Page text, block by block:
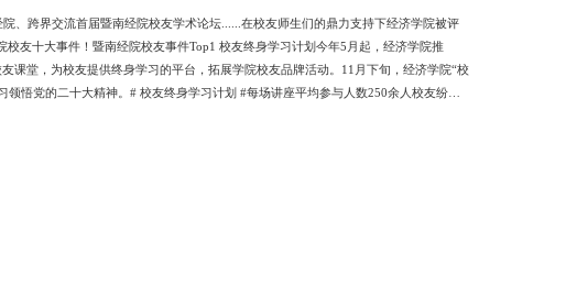
、跨界交流首届暨南经院校友学术论坛......在校友师生们的鼎力支持下经济学院被评
友十大事件！暨南经院校友事件Top1 校友终身学习计划今年5月起，经济学院推
课堂，为校友提供终身学习的平台，拓展学院校友品牌活动。11月下旬，经济学院“校
悟党的二十大精神。# 校友终身学习计划 #每场讲座平均参与人数250余人校友纷纷